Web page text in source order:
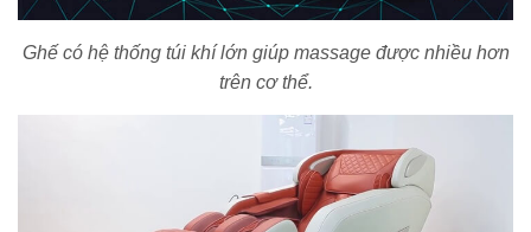
Ghế có hệ thống túi khí lớn giúp massage được nhiều hơn
trên cơ thể.